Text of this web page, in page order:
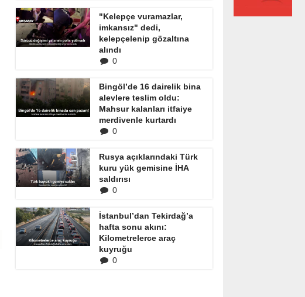
"Kelepçe vuramazlar,
imkansız" dedi,
kelepçelenip gözaltına
alındı
0
Bingöl’de 16 dairelik bina
alevlere teslim oldu:
Mahsur kalanları itfaiye
merdivenle kurtardı
0
Rusya açıklarındaki Türk
kuru yük gemisine İHA
saldırısı
0
İstanbul’dan Tekirdağ’a
hafta sonu akını:
Kilometrelerce araç
kuyruğu
0